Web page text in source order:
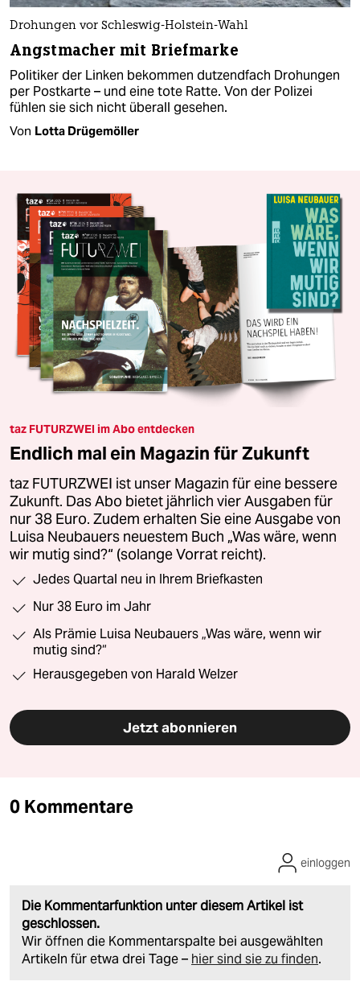
Drohungen vor Schleswig-Holstein-Wahl
Angstmacher mit Briefmarke
Po­li­ti­ke­r der Linken bekommen dutzendfach Drohungen
per Postkarte – und eine tote Ratte. Von der Polizei
fühlen sie sich nicht überall gesehen.
Von Lotta Drügemöller
taz FUTURZWEI im Abo entdecken
Endlich mal ein Magazin für Zukunft
taz FUTURZWEI ist unser Magazin für eine bessere
Zukunft. Das Abo bietet jährlich vier Ausgaben für
nur 38 Euro. Zudem erhalten Sie eine Ausgabe von
Luisa Neubauers neuestem Buch „Was wäre, wenn
wir mutig sind?“ (solange Vorrat reicht).
Jedes Quartal neu in Ihrem Briefkasten
Nur 38 Euro im Jahr
Als Prämie Luisa Neubauers „Was wäre, wenn wir
mutig sind?“
Herausgegeben von Harald Welzer
Jetzt abonnieren
0 Kommentare
Die Kommentarfunktion unter diesem Artikel ist
geschlossen.
Wir öffnen die Kommentarspalte bei ausgewählten
Artikeln für etwa drei Tage – hier sind sie zu finden.
einloggen